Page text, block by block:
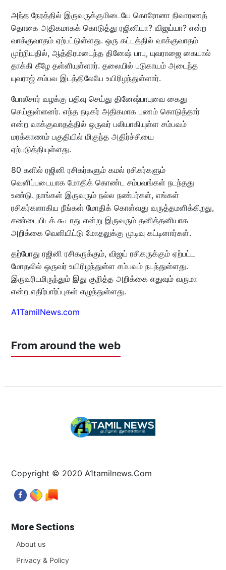
அந்த நேரத்தில் இருவருக்குமிடையே கொரோனா நிவாரணத்
தொகை அதிகமாகக் கொடுத்து ரஜினியா? விஜய்யா? என்ற
வாக்குவாதம் ஏற்பட்டுள்ளது. ஒரு கட்டத்தில் வாக்குவாதம்
முற்றியதில், ஆத்திரமடைந்த தினேஷ் பாபு, யுவராஜை கையால்
தாக்கி கீழே தள்ளியுள்ளார். தலையில் படுகாயம் அடைந்த
யுவராஜ் சம்பவ இடத்திலேயே உயிரிழந்துள்ளார்.
போலீசார் வழக்கு பதிவு செய்து தினேஷ்பாபுவை கைது
செய்துள்ளனர். எந்த நடிகர் அதிகமாக பணம் கொடுத்தார்
என்ற வாக்குவாதத்தில் ஒருவர் பலியாகியுள்ள சம்பவம்
மரக்காணம் பகுதியில் மிகுந்த அதிர்ச்சியை
ஏற்படுத்தியுள்ளது.
80 களில் ரஜினி ரசிகர்களும் கமல் ரசிகர்களும்
வெளிப்படையாக மோதிக் கொண்ட சம்பவங்கள் நடந்தது
உண்டு. நாங்கள் இருவரும் நல்ல நண்பர்கள், எங்கள்
ரசிகர்களாகிய நீங்கள் மோதிக் கொள்வது வருத்தமளிக்கிறது,
சண்டையிடக் கூடாது என்று இருவரும் தனித்தனியாக
அறிக்கை வெளியிட்டு மோதலுக்கு முடிவு கட்டினார்கள்.
தற்போது ரஜினி ரசிகருக்கும், விஜய் ரசிகருக்கும் ஏற்பட்ட
மோதலில் ஒருவர் உயிரிழந்துள்ள சம்பவம் நடந்துள்ளது.
இருவரிடமிருந்தும் இது குறித்த அறிக்கை எதுவும் வருமா
என்ற எதிர்பார்ப்புகள் எழுந்துள்ளது.
A1TamilNews.com
From around the web
Copyright © 2020 A1tamilnews.Com
More Sections
About us
Privacy & Policy